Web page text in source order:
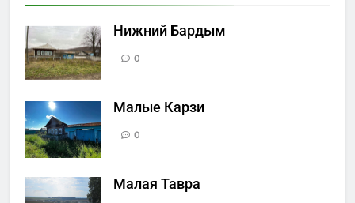
Нижний Бардым
0
Малые Карзи
0
Малая Тавра